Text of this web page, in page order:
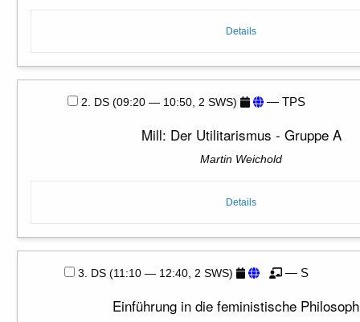
Details
2. DS (09:20 — 10:50, 2 SWS) — TPS
Mill: Der Utilitarismus - Gruppe A
Martin Weichold
Details
3. DS (11:10 — 12:40, 2 SWS) — S
Einführung in die feministische